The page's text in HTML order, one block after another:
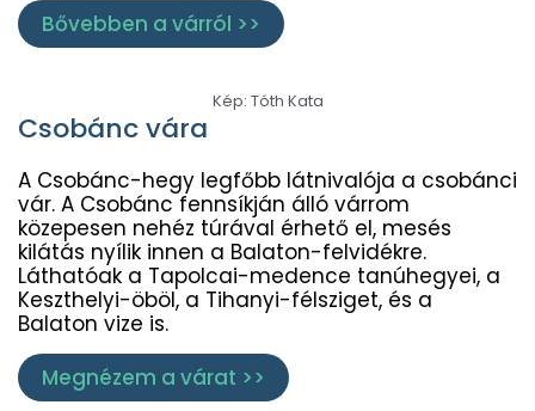
Bővebben a várról >>
Kép: Tóth Kata
Csobánc vára
A Csobánc-hegy legfőbb látnivalója a csobánci
vár. A Csobánc fennsíkján álló várrom
közepesen nehéz túrával érhető el, mesés
kilátás nyílik innen a Balaton-felvidékre.
Láthatóak a Tapolcai-medence tanúhegyei, a
Keszthelyi-öböl, a Tihanyi-félsziget, és a
Balaton vize is.
Megnézem a várat >>